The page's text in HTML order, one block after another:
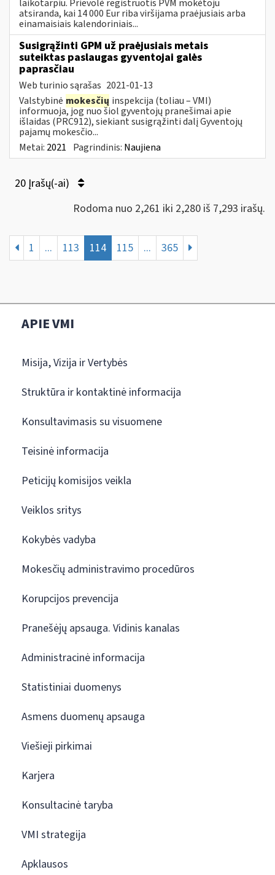
laikotarpiu. Prievolė registruotis PVM mokėtoju
atsiranda, kai 14 000 Eur riba viršijama praėjusiais arba
einamaisiais kalendoriniais...
Susigrąžinti GPM už praėjusiais metais
suteiktas paslaugas gyventojai galės
paprasčiau
Web turinio sąrašas 2021-01-13
Valstybinė mokesčių inspekcija (toliau – VMI)
informuoja, jog nuo šiol gyventojų pranešimai apie
išlaidas (PRC912), siekiant susigrąžinti dalį Gyventojų
pajamų mokesčio...
Metai: 2021 Pagrindinis: Naujiena
20 Įrašų(-ai)
Rodoma nuo 2,261 iki 2,280 iš 7,293 irašų.
1 ... 113 114 115 ... 365
APIE VMI
Misija, Vizija ir Vertybės
Struktūra ir kontaktinė informacija
Konsultavimasis su visuomene
Teisinė informacija
Peticijų komisijos veikla
Veiklos sritys
Kokybės vadyba
Mokesčių administravimo procedūros
Korupcijos prevencija
Pranešėjų apsauga. Vidinis kanalas
Administracinė informacija
Statistiniai duomenys
Asmens duomenų apsauga
Viešieji pirkimai
Karjera
Konsultacinė taryba
VMI strategija
Apklausos